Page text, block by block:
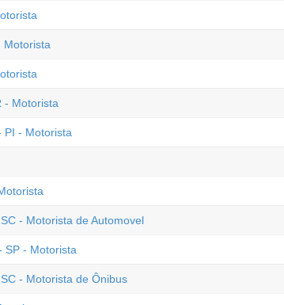
Motorista
- Motorista
PI - Motorista
- Motorista de Automovel
SP - Motorista
- Motorista de Ônibus